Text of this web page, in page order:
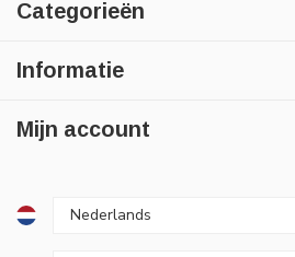
Categorieën
Informatie
Mijn account